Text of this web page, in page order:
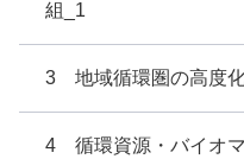
組_1
3 地域循環圏の高度
4 循環資源・バイオ